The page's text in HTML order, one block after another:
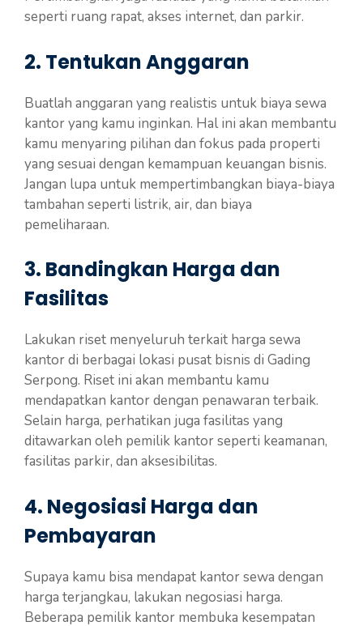
seperti ruang rapat, akses internet, dan parkir.
2. Tentukan Anggaran
Buatlah anggaran yang realistis untuk biaya sewa
kantor yang kamu inginkan. Hal ini akan membantu
kamu menyaring pilihan dan fokus pada properti
yang sesuai dengan kemampuan keuangan bisnis.
Jangan lupa untuk mempertimbangkan biaya-biaya
tambahan seperti listrik, air, dan biaya
pemeliharaan.
3. Bandingkan Harga dan
Fasilitas
Lakukan riset menyeluruh terkait harga sewa
kantor di berbagai lokasi pusat bisnis di Gading
Serpong. Riset ini akan membantu kamu
mendapatkan kantor dengan penawaran terbaik.
Selain harga, perhatikan juga fasilitas yang
ditawarkan oleh pemilik kantor seperti keamanan,
fasilitas parkir, dan aksesibilitas.
4. Negosiasi Harga dan
Pembayaran
Supaya kamu bisa mendapat kantor sewa dengan
harga terjangkau, lakukan negosiasi harga.
Beberapa pemilik kantor membuka kesempatan